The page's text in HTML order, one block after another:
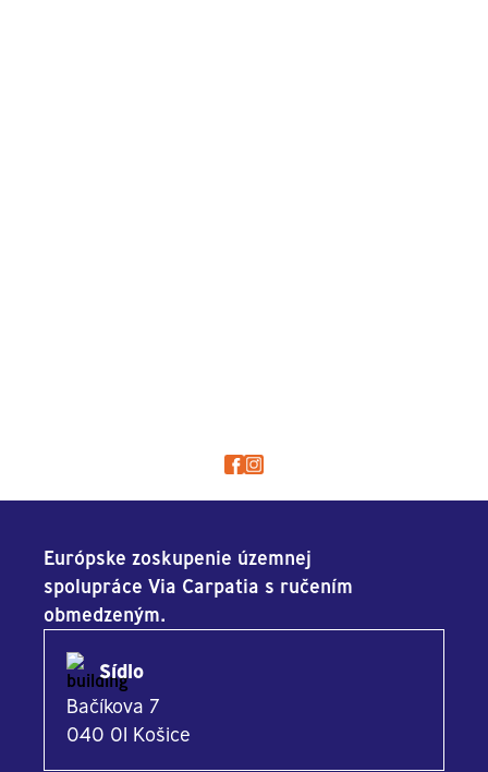
Európske zoskupenie územnej
spolupráce Via Carpatia s ručením
obmedzeným.
Sídlo
Bačíkova 7
040 01 Košice